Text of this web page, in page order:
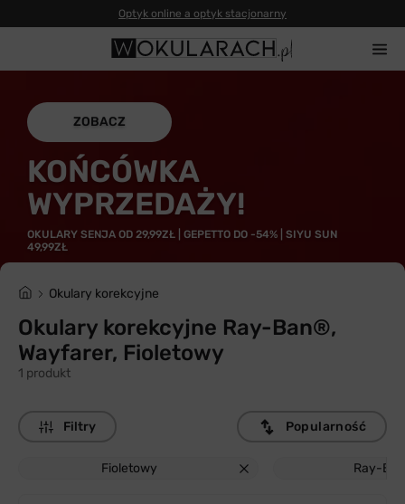
Optyk online a optyk stacjonarny
ZOBACZ
KOŃCÓWKA
WYPRZEDAŻY!
OKULARY SENJA OD 29,99ZŁ | GEPETTO DO -54% | SIYU SUN
49,99ZŁ
Okulary korekcyjne
Okulary korekcyjne Ray-Ban®,
Wayfarer, Fioletowy
1 produkt
Filtry
Fioletowy Ray-
Popularność